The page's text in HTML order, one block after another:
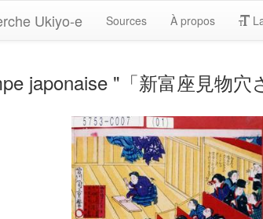
Ukiyo-e Sources À propos
japonaise "「新富座見物